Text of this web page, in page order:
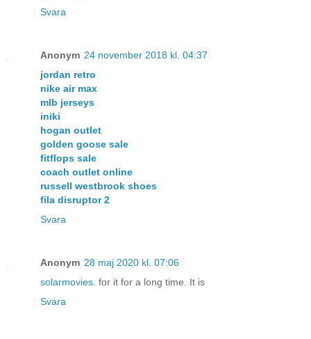
Svara
Anonym 24 november 2018 kl. 04:37
jordan retro
nike air max
mlb jerseys
iniki
hogan outlet
golden goose sale
fitflops sale
coach outlet online
russell westbrook shoes
fila disruptor 2
Svara
Anonym 28 maj 2020 kl. 07:06
solarmovies . for it for a long time. It is
Svara